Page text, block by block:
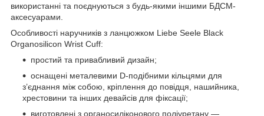
використанні та поєднуються з будь-якими іншими БДСМ-
аксесуарами.
Особливості наручників з ланцюжком Liebe Seele Black
Organosilicon Wrist Cuff:
простий та привабливий дизайн;
оснащені металевими D-подібними кільцями для
з’єднання між собою, кріплення до повідця, нашийника,
хрестовини та інших девайсів для фіксації;
виготовлені з органосиліконового поліуретану —